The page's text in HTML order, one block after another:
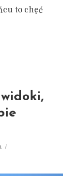
to chęć